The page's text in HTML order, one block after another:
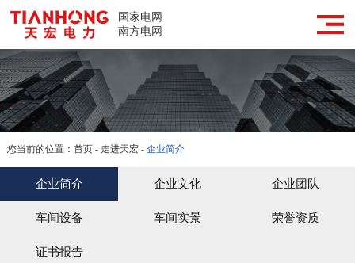
国家电网
南方电网
网站首页
走进天宏
天宏产品
成功案例
新闻媒体
合作服务
联系我们
您当前的位置： 首页 - 走进天宏- 企业简介
企业简介 企业文化 企业团队
车间设备 车间实景 荣誉资质
证书报告